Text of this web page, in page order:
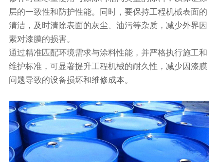
层的一致性和防护性能。同时，要保持工程机械表面的
清洁，及时清除表面的灰尘、油污等杂质，减少外界因
素对漆膜的损害。
通过精准匹配环境需求与涂料性能，并严格执行施工和
维护标准，可显著提升工程机械的耐久性，减少因漆膜
问题导致的设备损坏和维修成本。